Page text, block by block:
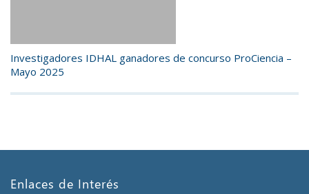
Investigadores IDHAL ganadores de concurso ProCiencia –
Mayo 2025
Enlaces de Interés